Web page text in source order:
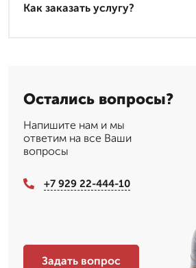
Как заказать услугу?
Остались вопросы?
Напишите нам и мы
ответим на все Ваши
вопросы
+7 929 22-444-10
Задать вопрос